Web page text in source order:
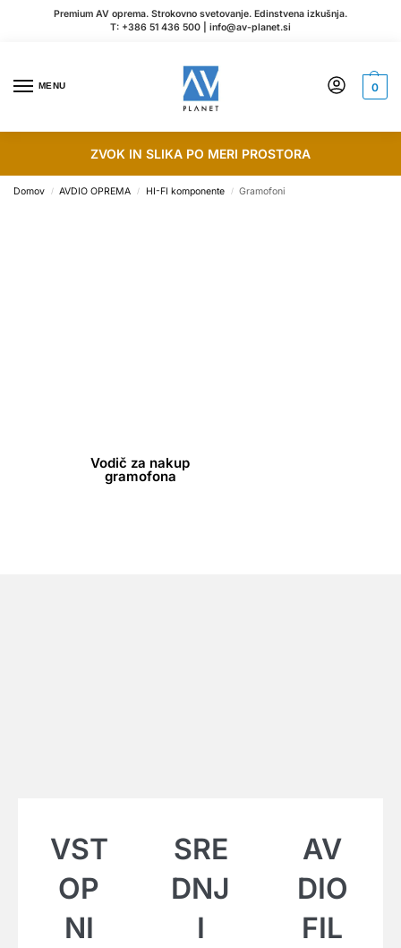
Premium AV oprema. Strokovno svetovanje. Edinstvena izkušnja.
T: +386 51 436 500 info@av-planet.si
MENU 0
ZVOK IN SLIKA PO MERI PROSTORA
Domov / AVDIO OPREMA / HI-FI komponente / Gramofoni
Vodič za nakup
gramofona
VST
OP
NI
SRE
DNJ
I
AV
DIO
FIL